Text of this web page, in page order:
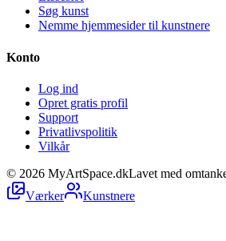
Søg kunst
Nemme hjemmesider til kunstnere
Konto
Log ind
Opret gratis profil
Support
Privatlivspolitik
Vilkår
© 2026 MyArtSpace.dkLavet med
Værker
Kunstnere